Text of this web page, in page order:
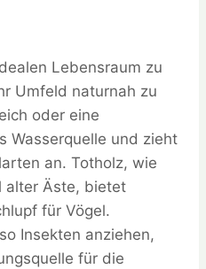
Lebensraum zu
Umfeld naturnah zu
oder eine
Wasserquelle und zieht
an. Totholz, wie
alter Äste, bietet
für Vögel.
Insekten anziehen,
für die